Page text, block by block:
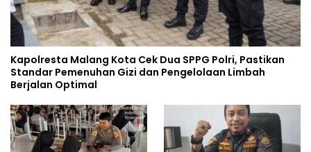
Kapolresta Malang Kota Cek Dua SPPG Polri, Pastikan
Standar Pemenuhan Gizi dan Pengelolaan Limbah
Berjalan Optimal